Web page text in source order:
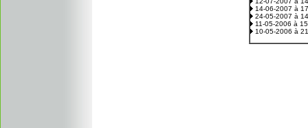
14-06-2007 à
24-05-2007 à
11-05-2006 à
10-05-2006 à